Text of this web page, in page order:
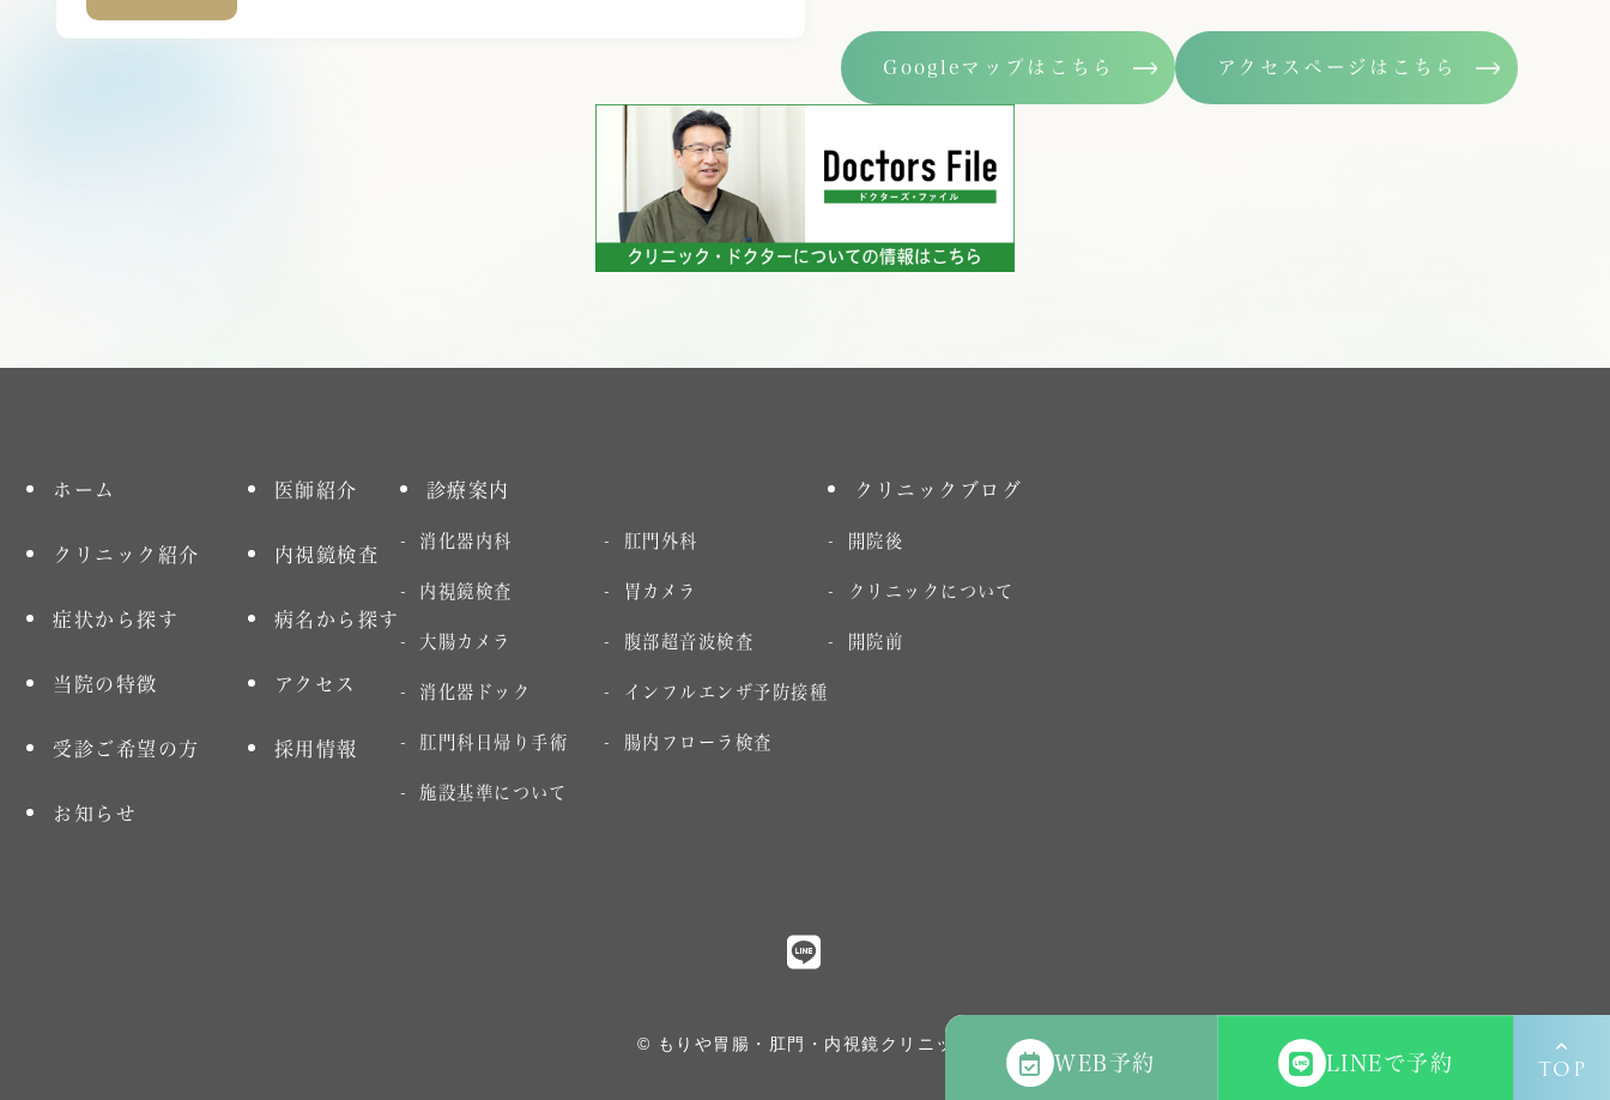
WEB予約 LINEで予約 TOP
Googleマップはこちら アクセスページはこちら
ホーム 医師紹介
クリニック紹介 内視鏡検査
症状から探す 病名から探す
当院の特徴 アクセス
受診ご希望の方 採用情報
お知らせ
診療案内
消化器内科 肛門外科
内視鏡検査 胃カメラ
大腸カメラ 腹部超音波検査
消化器ドック インフルエンザ予防接種
肛門科日帰り手術 腸内フローラ検査
施設基準について
クリニックブログ
開院後
クリニックについて
開院前
© もりや胃腸・肛門・内視鏡クリニック